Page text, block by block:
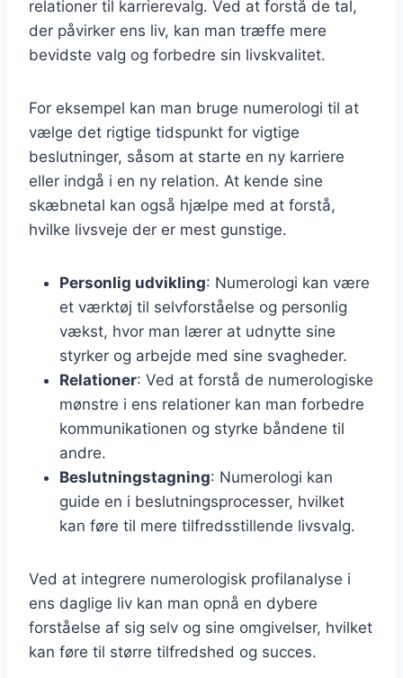
relationer til karrierevalg. Ved at forstå de tal,
der påvirker ens liv, kan man træffe mere
bevidste valg og forbedre sin livskvalitet.
For eksempel kan man bruge numerologi til at
vælge det rigtige tidspunkt for vigtige
beslutninger, såsom at starte en ny karriere
eller indgå i en ny relation. At kende sine
skæbnetal kan også hjælpe med at forstå,
hvilke livsveje der er mest gunstige.
Personlig udvikling: Numerologi kan være
et værktøj til selvforståelse og personlig
vækst, hvor man lærer at udnytte sine
styrker og arbejde med sine svagheder.
Relationer: Ved at forstå de numerologiske
mønstre i ens relationer kan man forbedre
kommunikationen og styrke båndene til
andre.
Beslutningstagning: Numerologi kan
guide en i beslutningsprocesser, hvilket
kan føre til mere tilfredsstillende livsvalg.
Ved at integrere numerologisk profilanalyse i
ens daglige liv kan man opnå en dybere
forståelse af sig selv og sine omgivelser, hvilket
kan føre til større tilfredshed og succes.